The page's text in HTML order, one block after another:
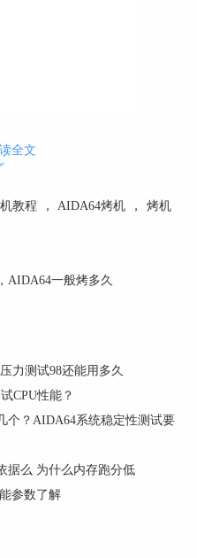
稳定性测试
击工具—系统稳定性测
示，AIDA64提供了
浮点运算），缓存，内
全文
教程 ， AIDA64烤机 ，
烤机
AIDA64一般烤多久
力测试98还能用多久
CPU性能？
个？AIDA64系统稳定性测试要
据么 为什么内存跑分低
参数了解